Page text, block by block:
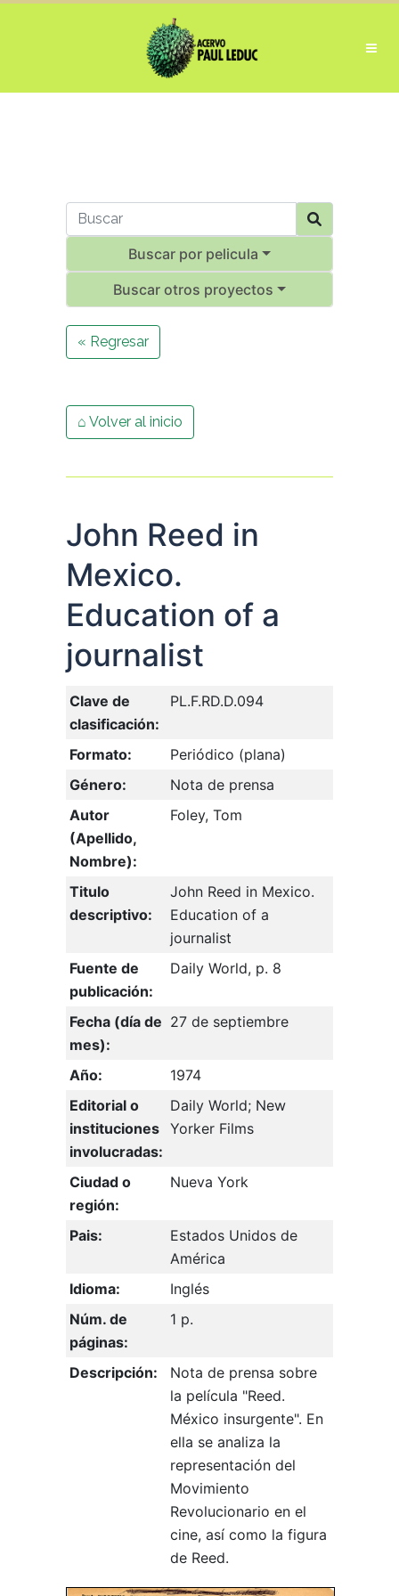
Buscar por pelicula
Buscar otros proyectos
« Regresar
⌂ Volver al inicio
John Reed in
Mexico.
Education of a
journalist
Clave de
clasificación:
PL.F.RD.D.094
Formato:
Periódico (plana)
Género:
Nota de prensa
Autor
(Apellido,
Nombre):
Foley, Tom
Titulo
descriptivo:
John Reed in Mexico.
Education of a
journalist
Fuente de
publicación:
Daily World, p. 8
Fecha (día de
mes):
27 de septiembre
Año:
1974
Editorial o
instituciones
involucradas:
Daily World; New
Yorker Films
Ciudad o
región:
Nueva York
Pais:
Estados Unidos de
América
Idioma:
Inglés
Núm. de
páginas:
1 p.
Descripción:
Nota de prensa sobre
la película "Reed.
México insurgente". En
ella se analiza la
representación del
Movimiento
Revolucionario en el
cine, así como la figura
de Reed.